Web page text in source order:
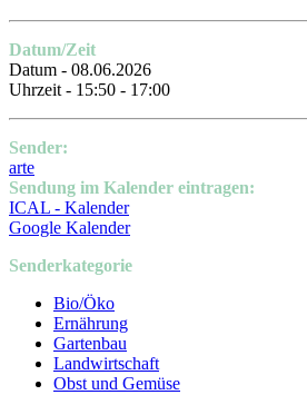
Datum/Zeit
Datum - 08.06.2026
Uhrzeit - 15:50 - 17:00
Sender:
arte
Sendung im Kalender eintragen:
ICAL - Kalender
Google Kalender
Senderkategorie
Bio/Öko
Ernährung
Gartenbau
Landwirtschaft
Obst und Gemüse